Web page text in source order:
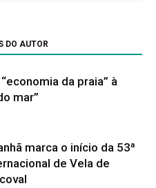
DO AUTOR
da praia” à
mar”
marca o início da 53ª
de Vela de